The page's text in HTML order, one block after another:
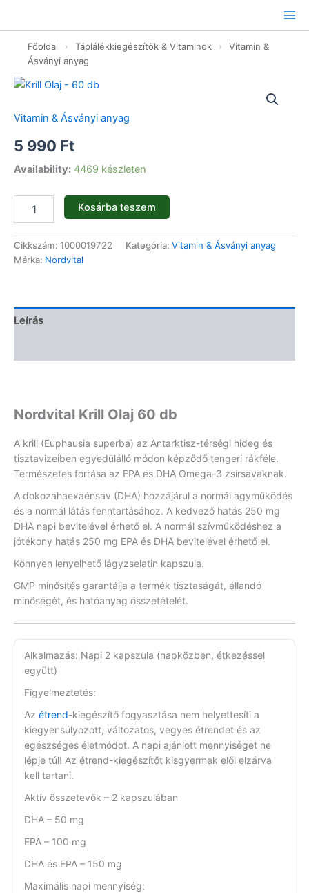
tartalomhoz
Főoldal › Táplálékkiegészítők & Vitaminok ›
Vitamin &
Ásványi anyag
Vitamin & Ásványi anyag
5 990 Ft
Availability: 4469 készleten
Krill
60
db
mennyiség
Kosárba teszem
Cikkszám: 1000019722 Kategória: Vitamin & Ásványi anyag
Márka: Nordvital
Leírás
Nordvital Krill Olaj 60 db
A krill (Euphausia superba) az Antarktisz-térségi hideg és
tisztavizeiben egyedülálló módon képződő tengeri rákféle.
Természetes forrása az EPA és DHA Omega-3 zsírsavaknak.
A dokozahaexaénsav (DHA) hozzájárul a normál agyműködés
és a normál látás fenntartásához. A kedvező hatás 250 mg
DHA napi bevitelével érhető el. A normál szívműködéshez a
jótékony hatás 250 mg EPA és DHA bevitelével érhető el.
Könnyen lenyelhető lágyzselatin kapszula.
GMP minősítés garantálja a termék tisztaságát, állandó
minőségét, és hatóanyag összetételét.
Alkalmazás: Napi 2 kapszula (napközben, étkezéssel
együtt)
Figyelmeztetés:
Az étrend-kiegészítő fogyasztása nem helyettesíti a
kiegyensúlyozott, változatos, vegyes étrendet és az
egészséges életmódot. A napi ajánlott mennyiséget ne
lépje túl! Az étrend-kiegészítőt kisgyermek elől elzárva
kell tartani.
Aktív összetevők – 2 kapszulában
DHA – 50 mg
EPA – 100 mg
DHA és EPA – 150 mg
Maximális napi mennyiség: